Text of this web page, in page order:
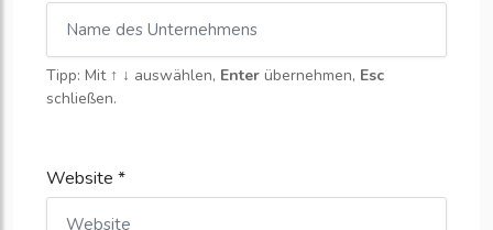
Tipp: Mit ↑ ↓ auswählen, Enter übernehmen, Esc
schließen.
Website *